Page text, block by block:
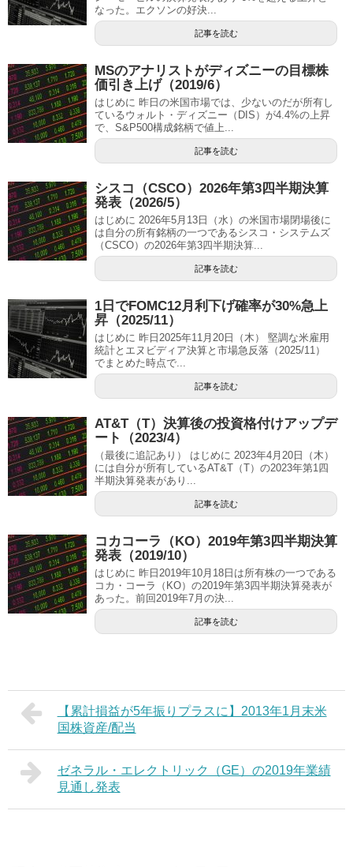
なった。エクソンの好決...
記事を読む
MSのアナリストがディズニーの目標株
価引き上げ（2019/6）
はじめに 昨日の米国市場では、少ないのだが所有し
ているウォルト・ディズニー（DIS）が4.4%の上昇
で、S&P500構成銘柄で値上...
記事を読む
シスコ（CSCO）2026年第3四半期決算
発表（2026/5）
はじめに 2026年5月13日（水）の米国市場閉場後に
は自分の所有銘柄の一つであるシスコ・システムズ
（CSCO）の2026年第3四半期決算...
記事を読む
1日でFOMC12月利下げ確率が30%急上
昇（2025/11）
はじめに 昨日2025年11月20日（木） 堅調な米雇用
統計とエヌビディア決算と市場急反落（2025/11）
でまとめた時点で...
記事を読む
AT&T（T）決算後の投資格付けアップデ
ート（2023/4）
（最後に追記あり） はじめに 2023年4月20日（木）
には自分が所有しているAT&T（T）の2023年第1四
半期決算発表があり...
記事を読む
コカコーラ（KO）2019年第3四半期決算
発表（2019/10）
はじめに 昨日2019年10月18日は所有株の一つである
コカ・コーラ（KO）の2019年第3四半期決算発表が
あった。前回2019年7月の決...
記事を読む
【累計損益が5年振りプラスに】2013年1月末米
国株資産/配当
ゼネラル・エレクトリック（GE）の2019年業績
見通し発表